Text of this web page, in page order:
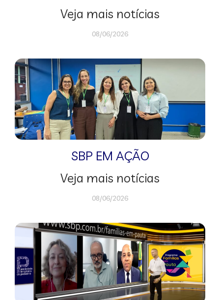
Veja mais notícias
08/06/2026
SBP EM AÇÃO
Veja mais notícias
08/06/2026